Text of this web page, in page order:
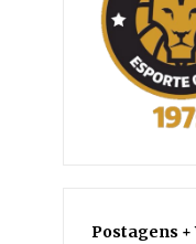
Postagens +